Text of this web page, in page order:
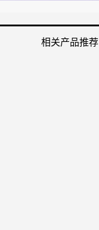
相关产品推荐